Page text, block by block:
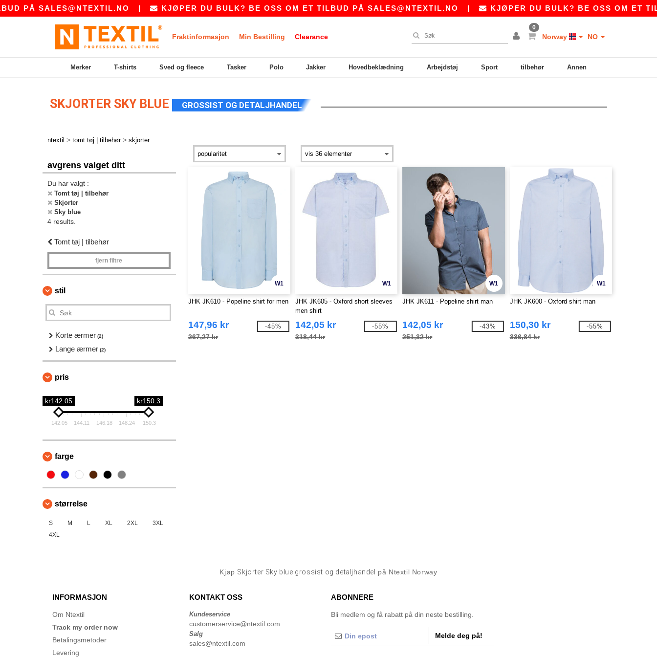
PÅSALES@NTEXTIL.NO| KJØPER DU BULK? BE OSS OM ET TILBUD PÅSALES@NTEXTIL.NO| KJØPER DU BULK? BE OSS OM ET
Fraktinformasjon Min Bestilling Clearance
0
Norway NO
Merker T-shirts Sved og fleece Tasker Polo Jakker Hovedbeklædning Arbejdstøj Sport tilbehør Annen
SKJORTER SKY BLUE GROSSIST OG DETALJHANDEL
ntextil > tomt tøj | tilbehør > skjorter
avgrens valget ditt
Du har valgt :
Tomt tøj | tilbehør
Skjorter
Sky blue
4 results.
Tomt tøj | tilbehør
fjern filtre
stil
Korte ærmer (2)
Lange ærmer (2)
pris
kr142.05 kr150.3
142.05 144.11 146.18 148.24 150.3
farge
størrelse
S M L XL 2XL
3XL
4XL
W1
JHK JK610 - Popeline shirt for men
147,96 kr
267,27 kr
-45%
W1
JHK JK605 - Oxford short sleeves
men shirt
142,05 kr
318,44 kr
-55%
W1
JHK JK611 - Popeline shirt man
142,05 kr
251,32 kr
-43%
W1
JHK JK600 - Oxford shirt man
150,30 kr
336,84 kr
-55%
Kjøp Skjorter Sky blue grossist og detaljhandel på Ntextil Norway
INFORMASJON
Om Ntextil
Track my order now
Betalingsmetoder
Levering
KONTAKT OSS
Kundeservice
customerservice@ntextil.com
Salg
sales@ntextil.com
ABONNERE
Bli medlem og få rabatt på din neste bestilling.
Melde deg på!